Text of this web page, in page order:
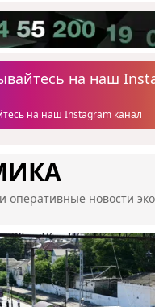
на наш
на наш Instagram канал
новости